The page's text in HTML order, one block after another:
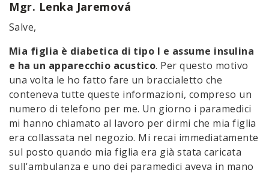
Mgr. Lenka Jaremová
Salve,
Mia figlia è diabetica di tipo I e assume insulina
e ha un apparecchio acustico. Per questo motivo
una volta le ho fatto fare un braccialetto che
conteneva tutte queste informazioni, compreso un
numero di telefono per me. Un giorno i paramedici
mi hanno chiamato al lavoro per dirmi che mia figlia
era collassata nel negozio. Mi recai immediatamente
sul posto quando mia figlia era già stata caricata
sull'ambulanza e uno dei paramedici aveva in mano